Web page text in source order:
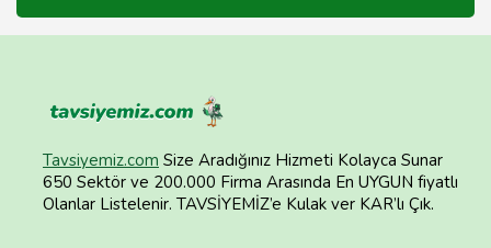
Tavsiyemiz.com Size Aradığınız Hizmeti Kolayca Sunar
650 Sektör ve 200.000 Firma Arasında En UYGUN fiyatlı
Olanlar Listelenir. TAVSİYEMİZ’e Kulak ver KAR’lı Çık.